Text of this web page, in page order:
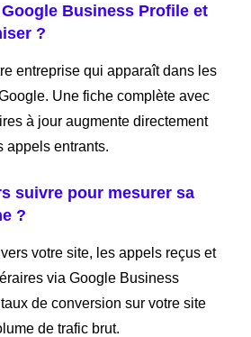
Google Business Profile et
?
entreprise qui apparaît dans les
Une fiche complète avec
à jour augmente directement
appels entrants.
suivre pour mesurer sa
?
votre site, les appels reçus et
via Google Business
de conversion sur votre site
de trafic brut.